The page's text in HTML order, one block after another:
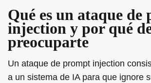
Qué es un ataque de
injection y por qué
preocuparte
Un ataque de prompt injection
a un sistema de IA para que ignore